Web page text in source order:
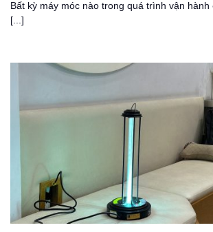
Bất kỳ máy móc nào trong quá trình vận
[...]